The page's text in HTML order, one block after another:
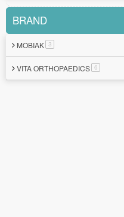
BRAND
MOBIAK 3στοιχείο
VITA ORTHOPAEDICS 6στοιχείο